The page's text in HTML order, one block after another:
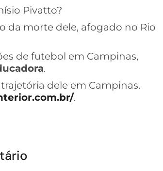
Pivatto?
da morte dele, afogado no Rio
de futebol em Campinas,
.
dele em Campinas.
.